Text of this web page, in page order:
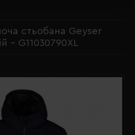
стьобана Geyser
- G11030790XL